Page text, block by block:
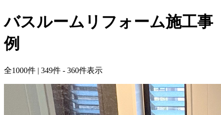
バスルームリフォーム施工事
例
全1000件 | 349件 - 360件表示